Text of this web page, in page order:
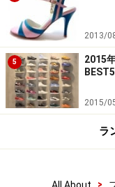
2013/
5
2015
BEST5
2015/
ラ
>